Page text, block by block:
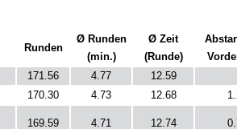
Runden
Ø Runden
(min.)
Ø Zeit
(Runde)
171.56 4.77
12.59
170.30 4.73 12.68
169.59 4.71 12.74